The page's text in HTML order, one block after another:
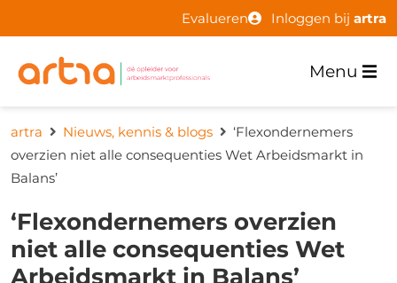
Evalueren Inloggen bij artra
Menu
artra Nieuws, kennis & blogs
‘Flexondernemers
overzien niet alle consequenties Wet Arbeidsmarkt in
Balans’
‘Flexondernemers overzien
niet alle consequenties Wet
Arbeidsmarkt in Balans’